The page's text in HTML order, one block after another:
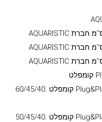
אקווריום מים מלוחים Plug&Play קומפלט .60/45/40
אקווריום מים מלוחים Plug&Play קומפלט .50/45/40